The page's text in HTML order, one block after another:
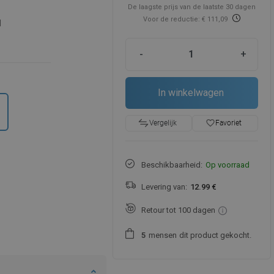
De laagste prijs van de laatste 30 dagen
Voor de reductie: € 111,09
- +
In winkelwagen
Vergelijk favorite_borderFavoriet
Beschikbaarheid: Op voorraad
Levering van: 12.99 €
Retour tot 100 dagen
5 mensen dit product gekocht.